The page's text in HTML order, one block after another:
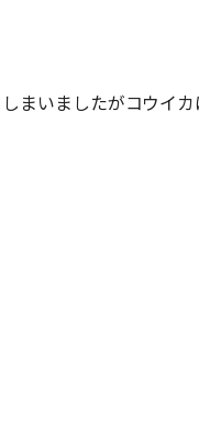
まいましたがコウイ